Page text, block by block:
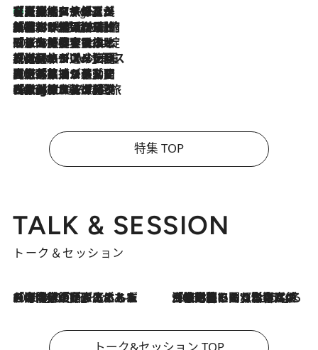
4 Hours Ago
【厳選旅コスメ】「多機能アイテムがメイン！」旅好き美容エディターが選んだ夏旅ベストコスメを発表【Mサイズジップ】
2026.8.6
「荷物が増えるほど旅ストレスは増す」美容ジャーナリストがたどり着いた最終結論。“化粧品を劇的に減らす”感動の凝縮美容とは
2026.8.6
「旅先には金髪ウィッグを持参」日本と同じメイクでは損してる!? 美容ジャーナリストが提案する“掟破りの旅美容”とは
2026.8.6
【厳選旅コスメ】「身軽さ＆UV対策重視！」ヘアアーティストshucoが選んだ夏旅ベストコスメを発表【Mサイズジップ】
2026.8.5
【厳選旅コスメ】国内をあちこち移動する河井菜摘が選んだ夏旅ベストコスメ発表！「リラックスアイテムはマスト」【Mサイズジップ】
2026.8.4
【厳選旅コスメ】「紫外線＆乾燥対策しながらメイク感も！」ヘア＆メイクGeorgeが選んだ夏旅ベストコスメを発表！【Mサイズジップ】
特集 TOP
TALK & SESSION
トーク＆セッション
2026.8.3
「今後値上げがあるとすれば…」「リスクがあるのは今年の冬」エネルギー専門家が語る、ホルムズ海峡封鎖が家庭にもたらす“ある心配” 2026.8.3
「住宅建てられない…」「サーチャージ料の高値が続いている」ホルムズ海峡封鎖による影響はいつまで続く？《エネルギー専門家に聞く“どうなる日本の暮らし”》
トーク&セッション TOP